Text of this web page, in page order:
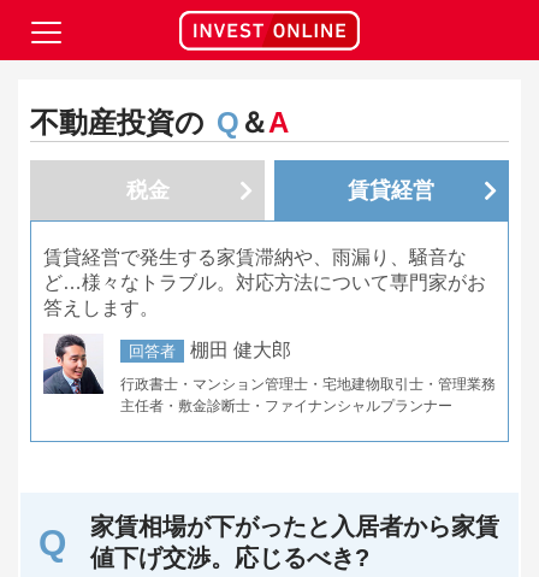
不動産投資の Q ＆A
税金 賃貸経営
賃貸経営で発生する家賃滞納や、雨漏り、騒音な
ど…様々なトラブル。対応方法について専門家がお
答えします。
回答者 棚田 健大郎
行政書士・マンション管理士・宅地建物取引士・管理業務
主任者・敷金診断士・ファイナンシャルプランナー
家賃相場が下がったと入居者から家賃
値下げ交渉。応じるべき?